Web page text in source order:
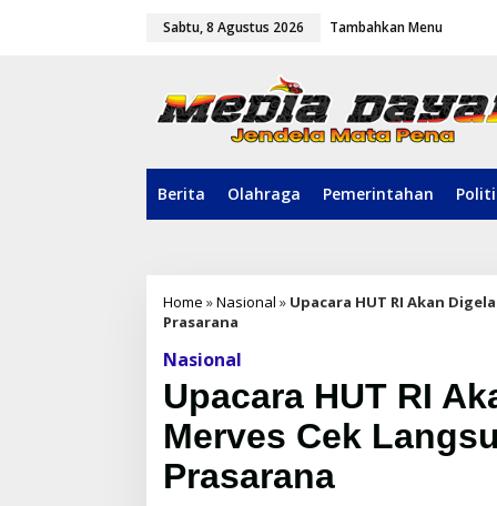
Sabtu, 8 Agustus 2026 Tambahkan Menu
Berita Olahraga Pemerintahan
Home »Nasional » Upacara HUT RI Akan
Prasarana
Nasional
Upacara HUT RI
Merves Cek
Prasarana